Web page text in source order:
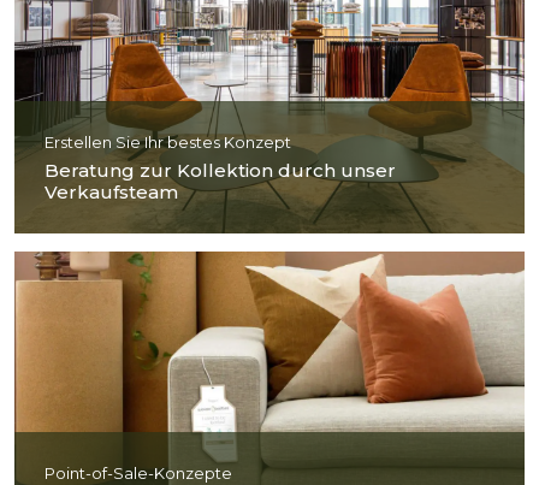
Erstellen Sie Ihr bestes Konzept
Beratung zur Kollektion durch unser
Verkaufsteam
Point-of-Sale-Konzepte